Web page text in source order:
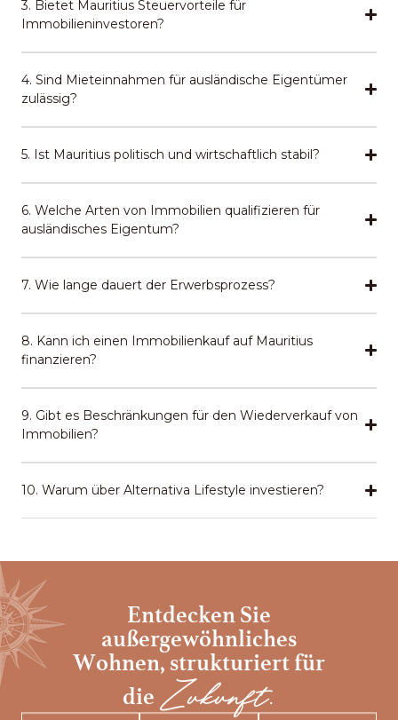
3. Bietet Mauritius Steuervorteile für
Immobilieninvestoren?
4. Sind Mieteinnahmen für ausländische Eigentümer
zulässig?
5. Ist Mauritius politisch und wirtschaftlich stabil?
6. Welche Arten von Immobilien qualifizieren für
ausländisches Eigentum?
7. Wie lange dauert der Erwerbsprozess?
8. Kann ich einen Immobilienkauf auf Mauritius
finanzieren?
9. Gibt es Beschränkungen für den Wiederverkauf von
Immobilien?
10. Warum über Alternativa Lifestyle investieren?
Entdecken Sie
außergewöhnliches
Wohnen, strukturiert für
die Zukunft.